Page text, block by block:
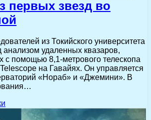
первых звезд во
из Токийского университета
анализом удаленных квазаров,
с помощью 8,1-метрового телескопа
на Гавайях. Он управляется
«Нораб» и «Джемини». В